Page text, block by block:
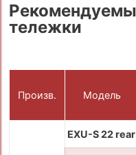
тележки
Произв. Модель
EXU-S 22 rear